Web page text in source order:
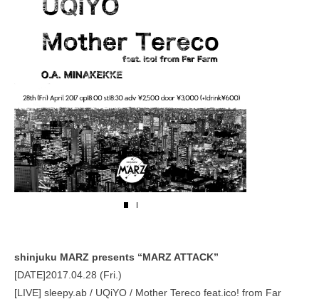
shinjuku MARZ presents “MARZ ATTACK”
[DATE]2017.04.28 (Fri.)
[LIVE] sleepy.ab / UQiYO / Mother Tereco feat.ico! from Far